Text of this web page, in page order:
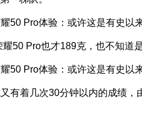
50 Pro也才189克，也不知道
有着几次30分钟以内的成绩